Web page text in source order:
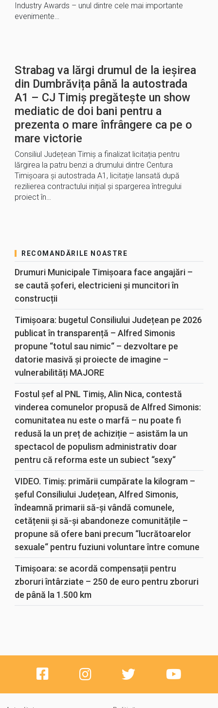
Industry Awards – unul dintre cele mai importante
evenimente…
Strabag va lărgi drumul de la ieșirea
din Dumbrăvița până la autostrada
A1 – CJ Timiș pregătește un show
mediatic de doi bani pentru a
prezenta o mare înfrângere ca pe o
mare victorie
Consiliul Județean Timiș a finalizat licitația pentru
lărgirea la patru benzi a drumului dintre Centura
Timișoara și autostrada A1, licitație lansată după
rezilierea contractului inițial și spargerea întregului
proiect în…
RECOMANDĂRILE NOASTRE
Drumuri Municipale Timișoara face angajări –
se caută șoferi, electricieni și muncitori în
construcții
Timișoara: bugetul Consiliului Județean pe 2026
publicat în transparență – Alfred Simonis
propune “totul sau nimic“ – dezvoltare pe
datorie masivă și proiecte de imagine –
vulnerabilități MAJORE
Fostul șef al PNL Timiș, Alin Nica, contestă
vinderea comunelor propusă de Alfred Simonis:
comunitatea nu este o marfă – nu poate fi
redusă la un preț de achiziție – asistăm la un
spectacol de populism administrativ doar
pentru că reforma este un subiect “sexy“
VIDEO. Timiș: primării cumpărate la kilogram –
șeful Consiliului Județean, Alfred Simonis,
îndeamnă primarii să-și vândă comunele,
cetățenii și să-și abandoneze comunitățile –
propune să ofere bani precum “lucrătoarelor
sexuale“ pentru fuziuni voluntare între comune
Timișoara: se acordă compensații pentru
zboruri întârziate – 250 de euro pentru zboruri
de până la 1.500 km